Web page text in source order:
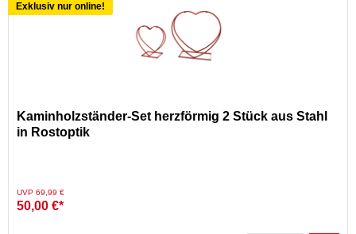
Exklusiv nur online!
Kaminholzständer-Set herzförmig 2 Stück aus Stahl
in Rostoptik
Preis reduziert von
UVP 69,99 €auf
50,00 €*